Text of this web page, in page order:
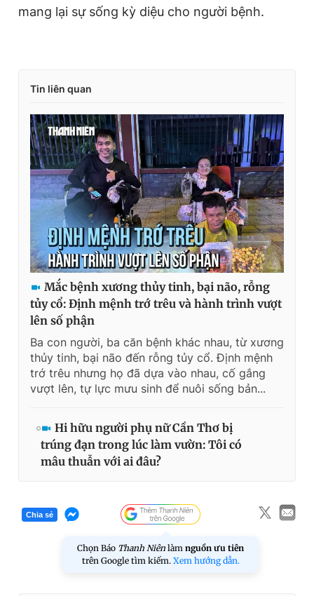
mang lại sự sống kỳ diệu cho người bệnh.
Tin liên quan
Mắc bệnh xương thủy tinh, bại não, rỗng
tủy cổ: Định mệnh trớ trêu và hành trình vượt
lên số phận
Ba con người, ba căn bệnh khác nhau, từ xương
thủy tinh, bại não đến rỗng tủy cổ. Định mệnh
trớ trêu nhưng họ đã dựa vào nhau, cố gắng
vượt lên, tự lực mưu sinh để nuôi sống bản...
Hi hữu người phụ nữ Cần Thơ bị
trúng đạn trong lúc làm vườn: Tôi có
mâu thuẫn với ai đâu?
Chia sẻ
Chọn Báo Thanh Niên làm nguồn ưu tiên
trên Google tìm kiếm. Xem hướng dẫn.